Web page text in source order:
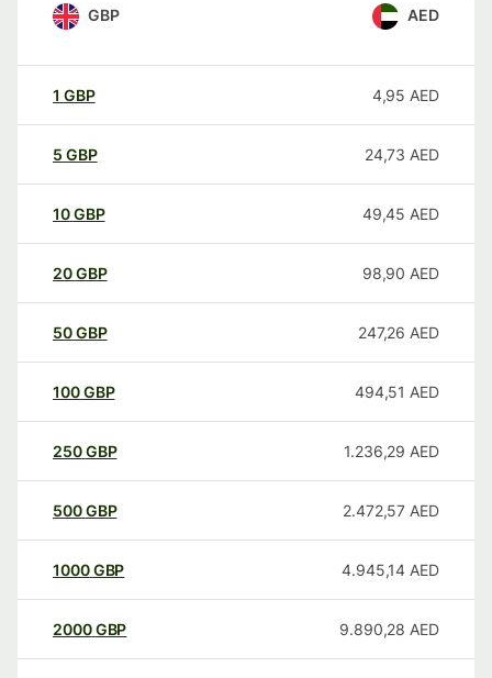
GBP AED
1 GBP 4,95 AED
5 GBP 24,73 AED
10GBP 49,45 AED
20GBP 98,90 AED
50GBP 247,26 AED
100GBP 494,51 AED
250GBP 1.236,29 AED
500GBP 2.472,57 AED
1000GBP 4.945,14 AED
2000GBP 9.890,28 AED